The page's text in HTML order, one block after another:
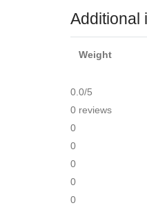
Additional
Weight
0.0/5
0 reviews
0
0
0
0
0